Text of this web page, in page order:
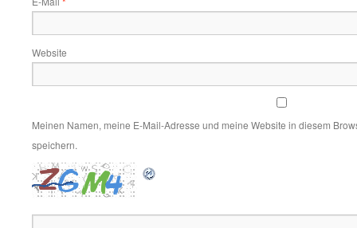
Website
Meinen Namen, meine E-Mail-Adresse und meine Website in diesem
speichern.